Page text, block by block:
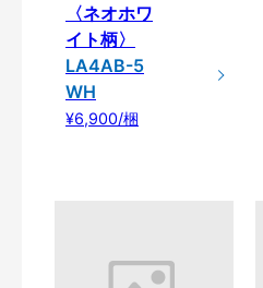
〈ネオホワ
イト柄〉
LA4AB-5
WH
¥6,900/梱